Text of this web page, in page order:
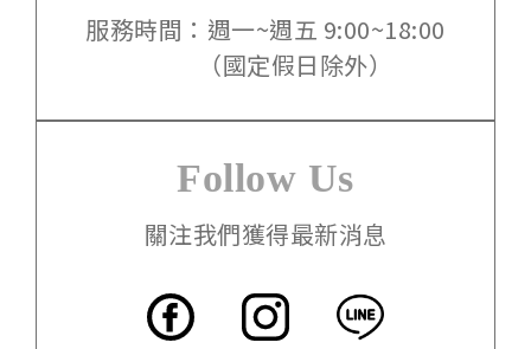
服務時間：週一~週五 9:00~18:00
（國定假日除外）
Follow Us
關注我們獲得最新消息